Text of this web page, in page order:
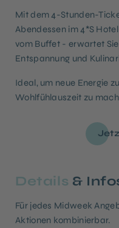
Mit dem 4-Stunden-
Abendessen im 4*S
vom Buffet - erwartet
Entspannung und
Ideal, um neue Energie
Wohlfühlauszeit zu
Details &
Für jedes Midweek
Aktionen kombinierbar.